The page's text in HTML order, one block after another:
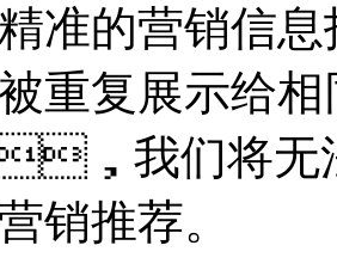
精准的营销信
重复展示给
，我们将无
销推荐。